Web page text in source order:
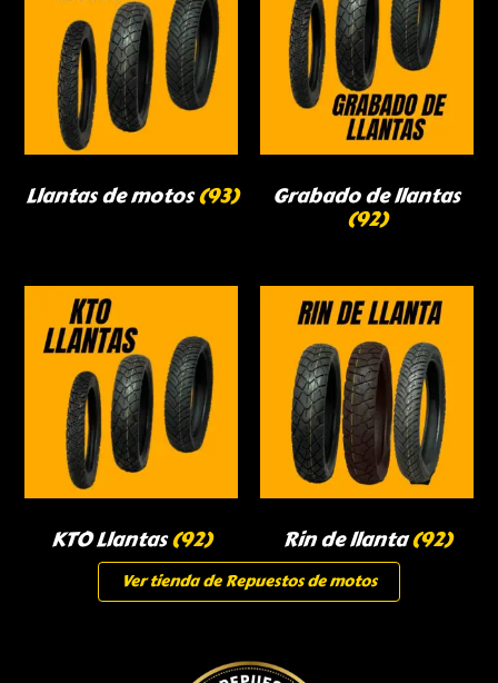
Llantas de motos(93) Grabado de llantas
(92)
KTO Llantas(92) Rin de llanta(92)
Ver tienda de Repuestos de motos